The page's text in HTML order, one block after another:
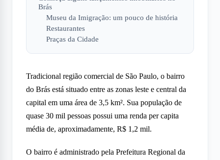
Brás
Museu da Imigração: um pouco de história
Restaurantes
Praças da Cidade
Tradicional região comercial de São Paulo, o bairro
do Brás está situado entre as zonas leste e central da
capital em uma área de 3,5 km². Sua população de
quase 30 mil pessoas possui uma renda per capita
média de, aproximadamente, R$ 1,2 mil.
O bairro é administrado pela Prefeitura Regional da